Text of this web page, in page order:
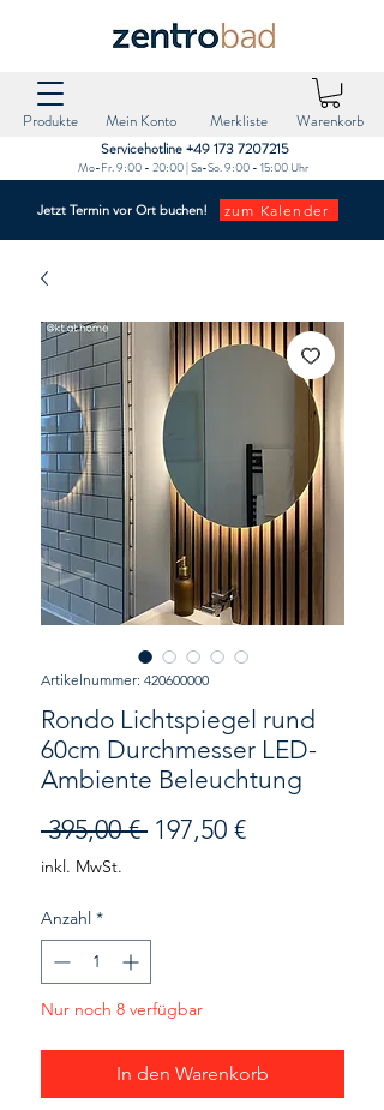
Mein Konto Merkliste Warenkorb
Produkte
Servicehotline +49 173 7207215‬
Mo-Fr. 9:00 - 20:00 | Sa-So. 9:00 - 15:00 Uhr
Jetzt Termin vor Ort buchen! zum Kalender
Artikelnummer: 420600000
Rondo Lichtspiegel rund
60cm Durchmesser LED-
Ambiente Beleuchtung
395,00 € Standardpreis
197,50 €Sale-
inkl. MwSt.
Anzahl *
Nur noch 8 verfügbar
In den Warenkorb